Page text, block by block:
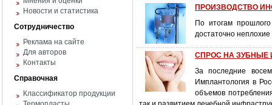
Новости и статистика
Сотрудничество
Реклама на сайте
Для авторов
Контакты
Справочная
Классификатор продукции
ПРОИЗВОДСТВО
По итогам
достаточно
СПРОС НА ЗУБНЫЕ
За последние
Имплантология в
объемов